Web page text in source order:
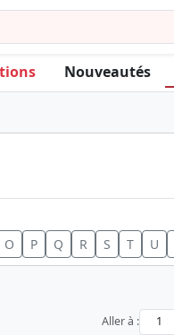
Nouveautés
O P Q R S T U
Aller à :